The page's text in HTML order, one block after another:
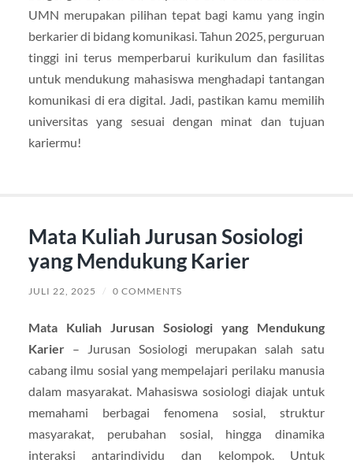
UMN merupakan pilihan tepat bagi kamu yang ingin
berkarier di bidang komunikasi. Tahun 2025, perguruan
tinggi ini terus memperbarui kurikulum dan fasilitas
untuk mendukung mahasiswa menghadapi tantangan
komunikasi di era digital. Jadi, pastikan kamu memilih
universitas yang sesuai dengan minat dan tujuan
kariermu!
Mata Kuliah Jurusan Sosiologi
yang Mendukung Karier
JULI 22, 2025 / 0 COMMENTS
Mata Kuliah Jurusan Sosiologi yang Mendukung
Karier– Jurusan Sosiologi merupakan salah satu
cabang ilmu sosial yang mempelajari perilaku manusia
dalam masyarakat. Mahasiswa sosiologi diajak untuk
memahami berbagai fenomena sosial, struktur
masyarakat, perubahan sosial, hingga dinamika
interaksi antarindividu dan kelompok. Untuk